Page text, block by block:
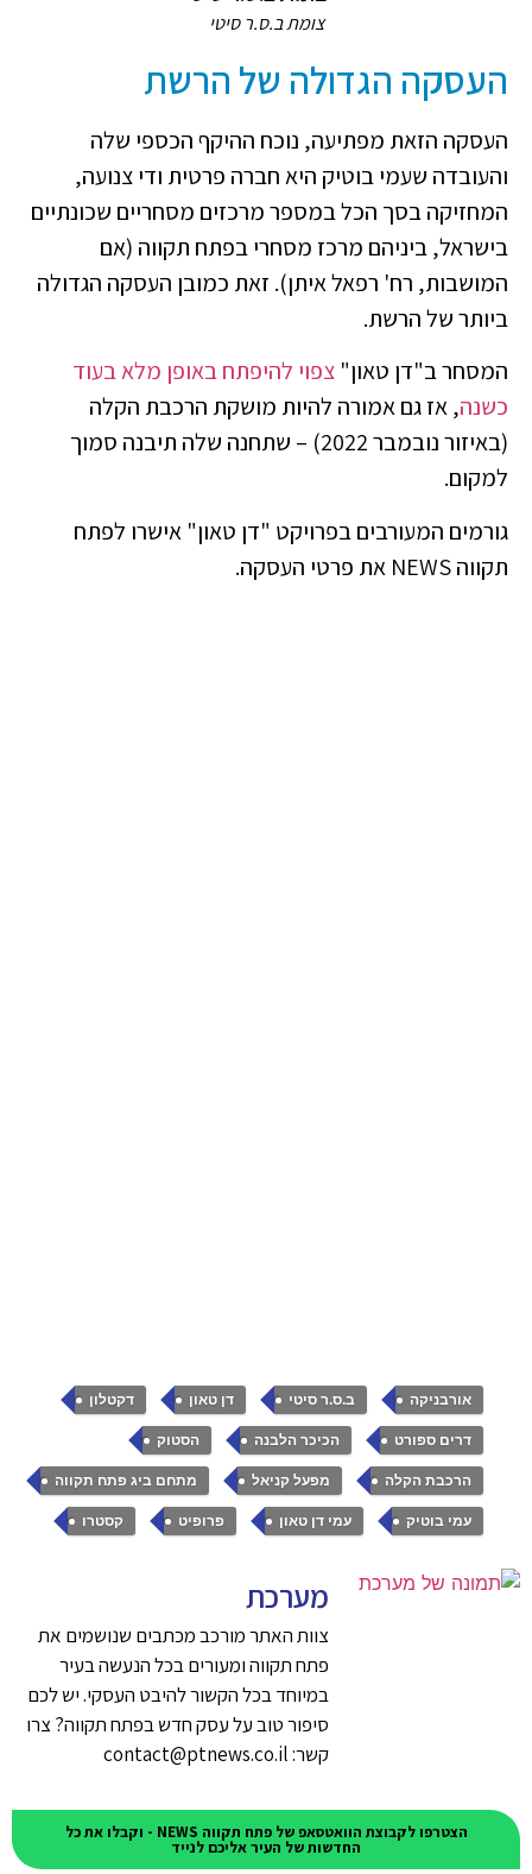
צומת ב.ס.ר סיטי
העסקה הגדולה של הרשת
העסקה הזאת מפתיעה, נוכח ההיקף הכספי שלה
והעובדה שעמי בוטיק היא חברה פרטית ודי צנועה,
המחזיקה בסך הכל במספר מרכזים מסחריים שכונתיים
בישראל, ביניהם מרכז מסחרי בפתח תקווה (אם
המושבות, רח' רפאל איתן). זאת כמובן העסקה הגדולה
ביותר של הרשת.
המסחר ב"דן טאון" צפוי להיפתח באופן מלא בעוד
כשנה, אז גם אמורה להיות מושקת הרכבת הקלה
(באיזור נובמבר 2022) – שתחנה שלה תיבנה סמוך
למקום.
גורמים המעורבים בפרויקט "דן טאון" אישרו לפתח
תקווה NEWS את פרטי העסקה.
אורבניקה , ב.ס.ר סיטי , דן טאון , דקטלון ,
דרים ספורט , הכיכר הלבנה , הסטוק ,
הרכבת הקלה , מפעל קניאל , מתחם ביג פתח תקווה ,
עמי בוטיק , עמי דן טאון , פרופיט , קסטרו
מערכת
צוות האתר מורכב מכתבים שנושמים את
פתח תקווה ומעורים בכל הנעשה בעיר
במיוחד בכל הקשור להיבט העסקי. יש לכם
סיפור טוב על עסק חדש בפתח תקווה? צרו
קשר: contact@ptnews.co.il
הצטרפו לקבוצת הוואטסאפ של פתח תקווה NEWS - וקבלו את כל
החדשות של העיר אליכם לנייד